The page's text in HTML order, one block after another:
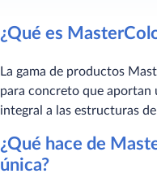
¿Qué es
La gama de productos
para concreto que aportan
integral a las estructuras
¿Qué hace de
única?